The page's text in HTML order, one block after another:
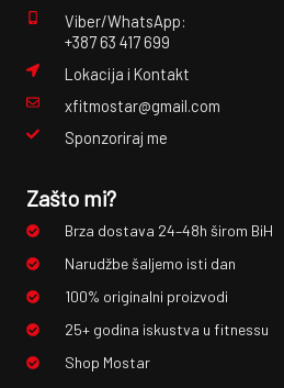
Viber/WhatsApp:
+387 63 417 699
Lokacija i Kontakt
xfitmostar@gmail.com
Sponzoriraj me
Zašto mi?
Brza dostava 24–48h širom BiH
Narudžbe šaljemo isti dan
100% originalni proizvodi
25+ godina iskustva u fitnessu
Shop Mostar